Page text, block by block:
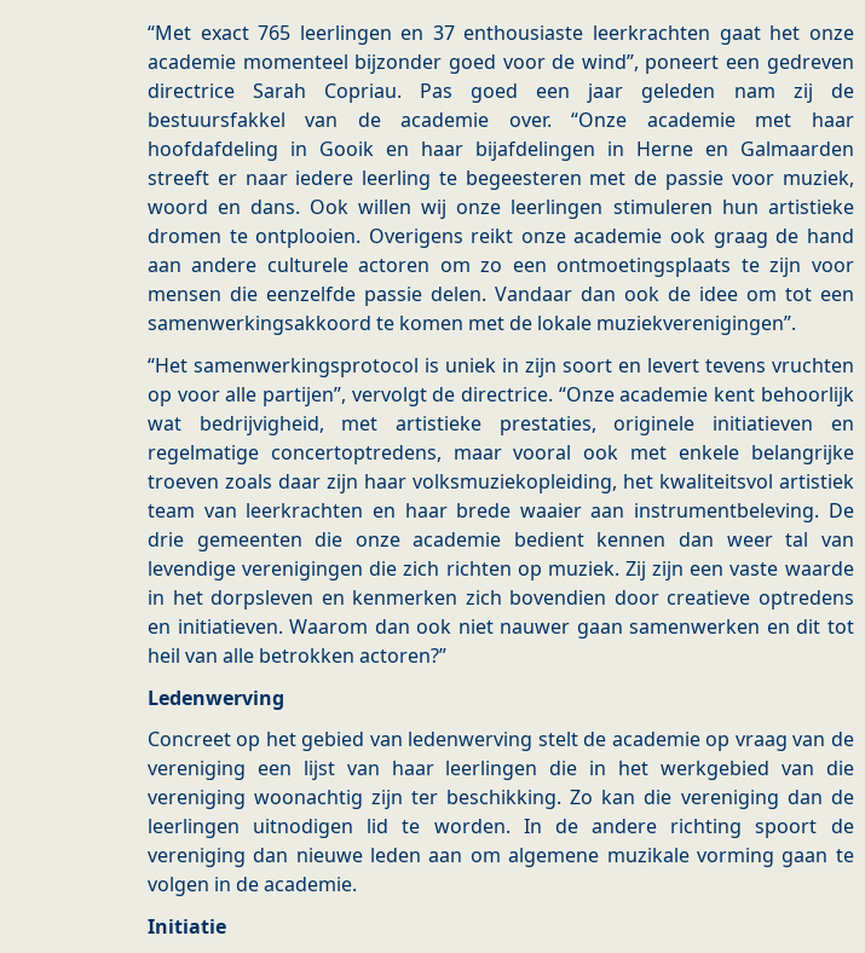
“Met exact 765 leerlingen en 37 enthousiaste leerkrachten gaat het onze
academie momenteel bijzonder goed voor de wind”, poneert een gedreven
directrice Sarah Copriau. Pas goed een jaar geleden nam zij de
bestuursfakkel van de academie over. “Onze academie met haar
hoofdafdeling in Gooik en haar bijafdelingen in Herne en Galmaarden
streeft er naar iedere leerling te begeesteren met de passie voor muziek,
woord en dans. Ook willen wij onze leerlingen stimuleren hun artistieke
dromen te ontplooien. Overigens reikt onze academie ook graag de hand
aan andere culturele actoren om zo een ontmoetingsplaats te zijn voor
mensen die eenzelfde passie delen. Vandaar dan ook de idee om tot een
samenwerkingsakkoord te komen met de lokale muziekverenigingen”.
“Het samenwerkingsprotocol is uniek in zijn soort en levert tevens vruchten
op voor alle partijen”, vervolgt de directrice. “Onze academie kent behoorlijk
wat bedrijvigheid, met artistieke prestaties, originele initiatieven en
regelmatige concertoptredens, maar vooral ook met enkele belangrijke
troeven zoals daar zijn haar volksmuziekopleiding, het kwaliteitsvol artistiek
team van leerkrachten en haar brede waaier aan instrumentbeleving. De
drie gemeenten die onze academie bedient kennen dan weer tal van
levendige verenigingen die zich richten op muziek. Zij zijn een vaste waarde
in het dorpsleven en kenmerken zich bovendien door creatieve optredens
en initiatieven. Waarom dan ook niet nauwer gaan samenwerken en dit tot
heil van alle betrokken actoren?”
Ledenwerving
Concreet op het gebied van ledenwerving stelt de academie op vraag van de
vereniging een lijst van haar leerlingen die in het werkgebied van die
vereniging woonachtig zijn ter beschikking. Zo kan die vereniging dan de
leerlingen uitnodigen lid te worden. In de andere richting spoort de
vereniging dan nieuwe leden aan om algemene muzikale vorming gaan te
volgen in de academie.
Initiatie